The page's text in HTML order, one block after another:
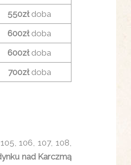
550złdoba
600złdoba
600złdoba
700złdoba
106, 107, 108,
nad Karczmą